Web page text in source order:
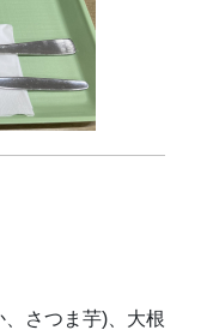
さつま芋)、大根